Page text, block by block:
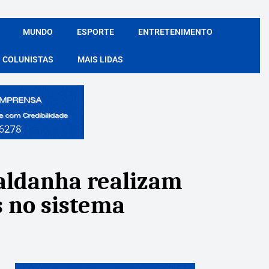
MUNDO ESPORTE ENTRETENIMENTO
COLUNISTAS MAIS LIDAS
realizam
no sistema